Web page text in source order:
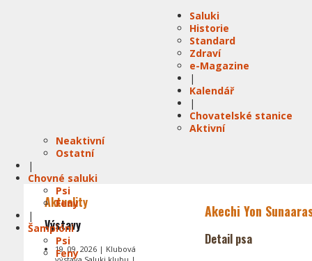
Saluki
Historie
Standard
Zdraví
e-Magazine
|
Kalendář
|
Chovatelské stanice
Aktivní
Neaktivní
Ostatní
|
Chovné saluki
Psi
Feny
|
Šampióni
Psi
Feny
Akechi Yon
Detail psa
Aktuality
Výstavy
19. 09. 2026 | Klubová